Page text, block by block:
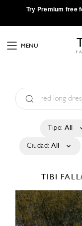
·Try Premium free
MENU
Tipo: All
Ciudad: All
TIBI